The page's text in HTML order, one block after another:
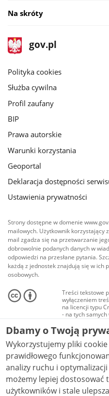
Na skróty
stopka
gov.pl
Strona
gov.pl
gov.pl
Polityka cookies
Służba cywilna
Profil zaufany
BIP
Prawa autorskie
Warunki korzystania
Geoportal
Deklaracja dostępności
Ustawienia prywatności
Strony dostępne w domenie
mailowych. Użytkownik korzystający
mail zgadza się na przetwarzanie
dobrowolnie podanych danych w
odpowiedzi na przesłane pytania.
każdą z jednostek znajdują się w ich
osobowych.
Treści tekstowe
wyłączeniem
na licencji typu
- na tych samych
Materiały
audio i wideo, są
Creative
niekomercyjne -
NC-ND 4.0), o ile
Dbamy o Twoją
Wykorzystujemy pliki
prawidłowego
analizy ruchu i optymalizacji
możemy lepiej dostosować
użytkowników i stale ulepszać nasze